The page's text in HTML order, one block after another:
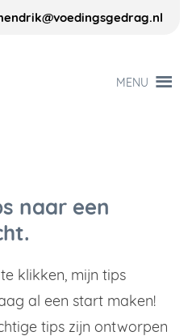
MENU
naar een
klikken, mijn tips
al een start maken!
tips zijn ontworpen